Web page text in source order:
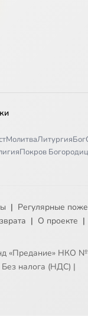
МолитваЛитургияБог
Покров
| Регулярные
| О проекте |
«Предание» НКО
налога (НДС) |